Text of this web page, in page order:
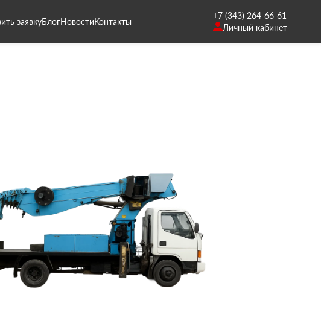
заявкуБлогНовостиКонтакты
+7 (343) 264-66-61
Личный кабинет